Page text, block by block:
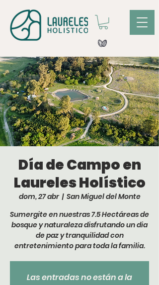
Día de Campo en
Laureles Holístico
dom, 27 abr
  |
San Miguel del Monte
Sumergite en nuestras 7.5 Hectáreas de
bosque y naturaleza disfrutando un dia
de paz y tranquilidad con
entretenimiento para toda la familia.
Las entradas no están a la